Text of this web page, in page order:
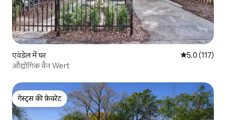
एवंडेल में घर औसत रेटिंग 5 में
5.0 (117)
औद्योगिक वैन Wert
गेस्ट्स की फ़ेवरेट
गेस्ट्स की फ़ेवरेट